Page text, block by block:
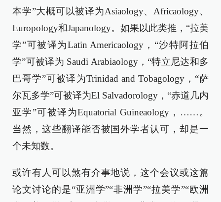
本学”大概可以被译为Asiaology、Africaology、
Europology和Japanology。如果以此类推，“拉美
学”可被译为Latin Americaology，“沙特阿拉伯
学”可被译为 Saudi Arabiaology，“特立尼达和多
巴哥学”可被译为Trinidad and Tobagology，“萨
尔瓦多学”可被译为El Salvadorology，“赤道几内
亚学”可被译为Equatorial Guineaology，……。
当然，这些翻译能否被国外学者认可，却是一
个未知数。
或许有人可以煞有介事地说，这个会议或这篇
论文讨论的是“亚洲学”“非洲学”“拉美学”“欧洲